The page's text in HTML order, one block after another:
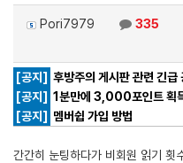
Pori7979 335
[공지] 후방주의 게시판 관련 긴급
[공지] 1분만에 3,000포인트 획
[공지]
멤버쉽 가입 방법
간간히 눈팅하다가 비회원 읽기 횟